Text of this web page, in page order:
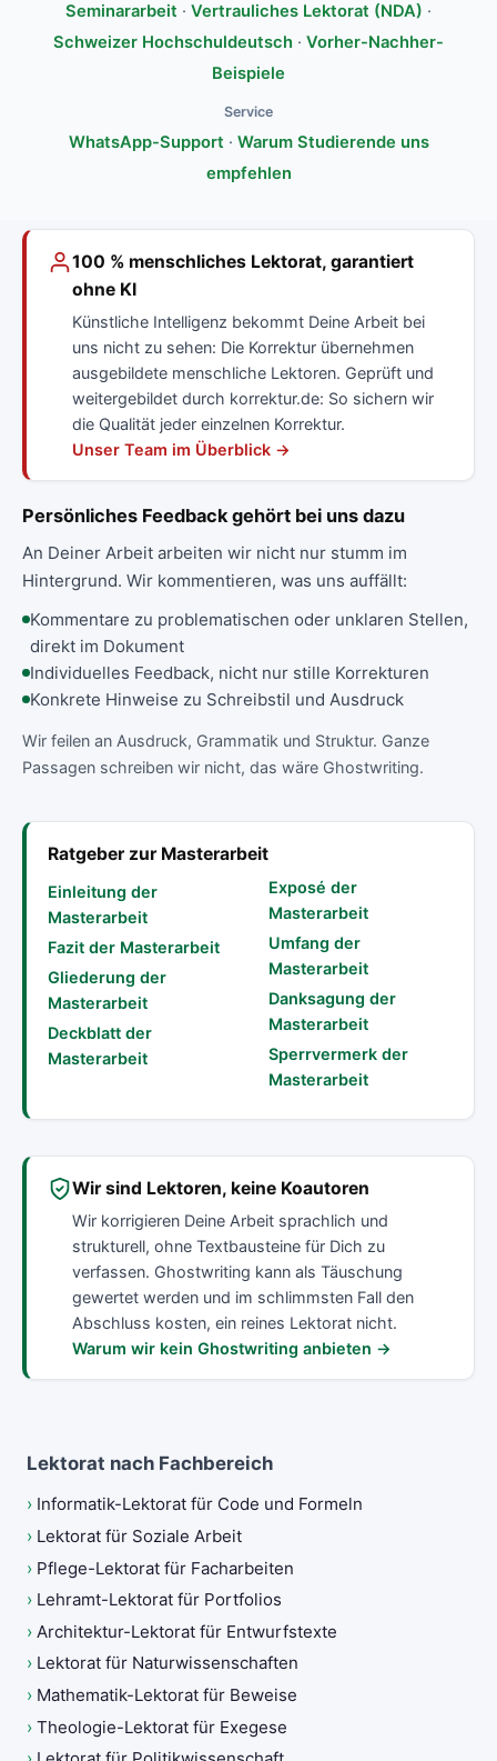
Seminararbeit · Vertrauliches Lektorat (NDA) ·
Schweizer Hochschuldeutsch · Vorher-Nachher-
Beispiele
Service
WhatsApp-Support · Warum Studierende uns
empfehlen
100 % menschliches Lektorat, garantiert
ohne KI
Künstliche Intelligenz bekommt Deine Arbeit bei
uns nicht zu sehen: Die Korrektur übernehmen
ausgebildete menschliche Lektoren. Geprüft und
weitergebildet durch korrektur.de: So sichern wir
die Qualität jeder einzelnen Korrektur.
Unser Team im Überblick →
Persönliches Feedback gehört bei uns dazu
An Deiner Arbeit arbeiten wir nicht nur stumm im
Hintergrund. Wir kommentieren, was uns auffällt:
Kommentare zu problematischen oder unklaren Stellen,
direkt im Dokument
Individuelles Feedback, nicht nur stille Korrekturen
Konkrete Hinweise zu Schreibstil und Ausdruck
Wir feilen an Ausdruck, Grammatik und Struktur. Ganze
Passagen schreiben wir nicht, das wäre Ghostwriting.
Ratgeber zur Masterarbeit
Einleitung der
Masterarbeit
Fazit der Masterarbeit
Gliederung der
Masterarbeit
Deckblatt der
Masterarbeit
Exposé der
Masterarbeit
Umfang der
Masterarbeit
Danksagung der
Masterarbeit
Sperrvermerk der
Masterarbeit
Wir sind Lektoren, keine Koautoren
Wir korrigieren Deine Arbeit sprachlich und
strukturell, ohne Textbausteine für Dich zu
verfassen. Ghostwriting kann als Täuschung
gewertet werden und im schlimmsten Fall den
Abschluss kosten, ein reines Lektorat nicht.
Warum wir kein Ghostwriting anbieten →
Lektorat nach Fachbereich
› Informatik-Lektorat für Code und Formeln
› Lektorat für Soziale Arbeit
› Pflege-Lektorat für Facharbeiten
› Lehramt-Lektorat für Portfolios
› Architektur-Lektorat für Entwurfstexte
› Lektorat für Naturwissenschaften
› Mathematik-Lektorat für Beweise
› Theologie-Lektorat für Exegese